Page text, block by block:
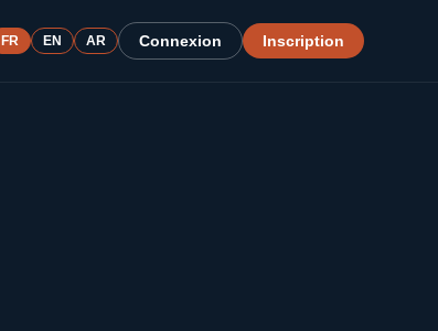
FR EN AR Connexion Inscription